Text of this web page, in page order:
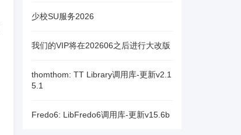
少校SU服务2026
我们的VIP将在202606之后进行大改版
thomthom: TT Library调用库-更新v2.1
5.1
Fredo6: LibFredo6调用库-更新v15.6b